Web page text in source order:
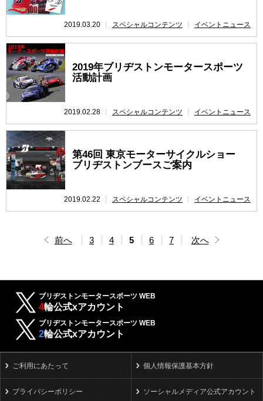
2019.03.20 スペシャルコンテンツ イベントニュース
2019年ブリヂストンモータースポーツ
活動計画
2019.02.28 スペシャルコンテンツ イベントニュース
第46回 東京モーターサイクルショー
ブリヂストンブースご案内
2019.02.22 スペシャルコンテンツ イベントニュース
前へ 3 4 5 6 7 次へ
ブリヂストンモータースポーツ WEB
4輪公式xアカウント
ブリヂストンモータースポーツ WEB
2輪公式xアカウント
ご利用にあたって 個人情報保護基本方針
プライバシーポリシー ソーシャルメディア公式アカウント